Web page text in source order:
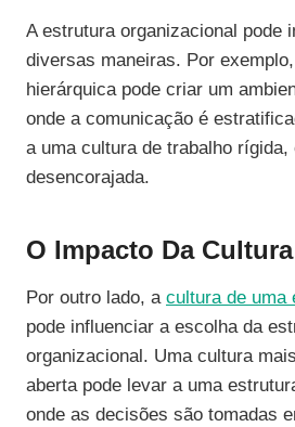
A estrutura organizacional pode
diversas maneiras. Por
hierárquica pode criar um
onde a comunicação é
a uma cultura de trabalho rígida,
desencorajada.
O Impacto Da
Por outro lado, a cultura de uma
pode influenciar a escolha da
organizacional. Uma cultura
aberta pode levar a uma
onde as decisões são tomadas